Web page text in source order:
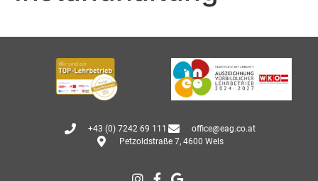
+43 (0) 7242 69 111
office@eag.co.at
Petzoldstraße 7, 4600 Wels